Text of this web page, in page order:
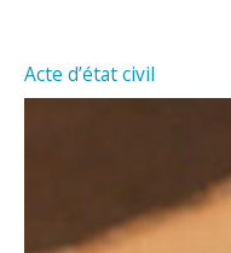
Acte d’état civil